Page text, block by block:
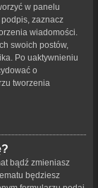
w panelu
zaznacz
wiadomości.
swoich postów,
Po uaktywnieniu
o
tworzenia
bądź zmieniasz
będziesz